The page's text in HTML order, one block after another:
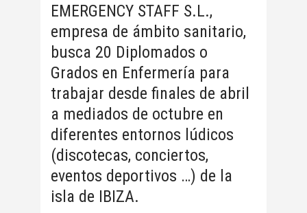
EMERGENCY STAFF S.L.,
empresa de ámbito sanitario,
busca 20 Diplomados o
Grados en Enfermería para
trabajar desde finales de abril
a mediados de octubre en
diferentes entornos lúdicos
(discotecas, conciertos,
eventos deportivos …) de la
isla de IBIZA.